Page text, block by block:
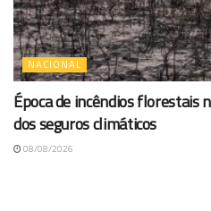
NACIONAL
Época de incêndios florestais
dos seguros climáticos
08/08/2026